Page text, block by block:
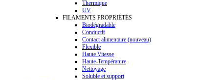
Thermique
UV
FILAMENTS PROPRIÉTÉS
Biodégradable
Conductif
Contact alimentaire (nouveau)
Flexible
Haute Vitesse
Haute-Température
Nettoyage
Soluble et support